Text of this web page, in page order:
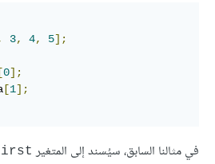
3, 4, 5];
[0];
[1];
في مثالنا السابق، سيُسند إلى المتغير